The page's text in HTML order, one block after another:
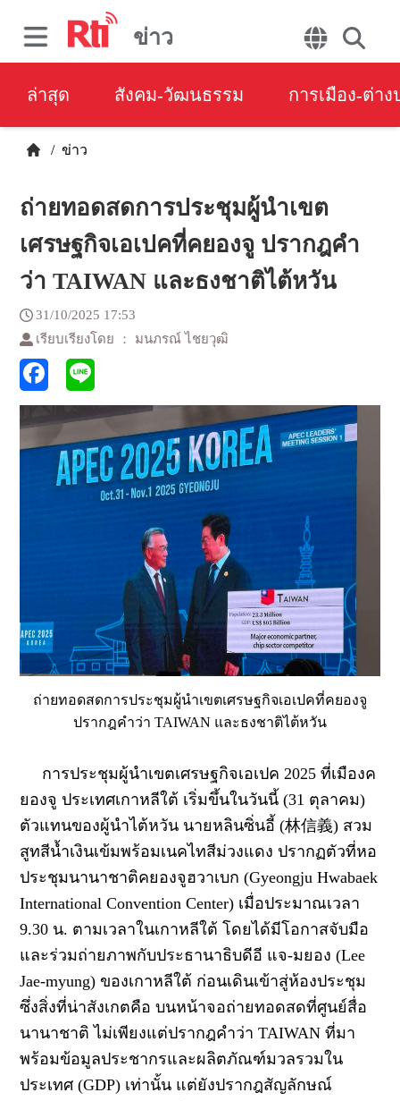
ข่าว
ล่าสุด สังคม-วัฒนธรรม การเมือง-ต่าง
/ ข่าว
ถ่ายทอดสดการประชุมผู้นำเขต
เศรษฐกิจเอเปคที่คยองจู ปรากฎคำ
ว่า TAIWAN และธงชาติไต้หวัน
31/10/2025 17:53
เรียบเรียงโดย ： มนภรณ์ ไชยวุฒิ
ถ่ายทอดสดการประชุมผู้นำเขตเศรษฐกิจเอเปคที่คยองจู
ปรากฎคำว่า TAIWAN และธงชาติไต้หวัน
การประชุมผู้นำเขตเศรษฐกิจเอเปค 2025 ที่เมืองค
ยองจู ประเทศเกาหลีใต้ เริ่มขึ้นในวันนี้ (31 ตุลาคม)
ตัวแทนของผู้นำไต้หวัน นายหลินซิ่นอี้ (林信義) สวม
สูทสีน้ำเงินเข้มพร้อมเนคไทสีม่วงแดง ปรากฏตัวที่หอ
ประชุมนานาชาติคยองจูฮวาเบก (Gyeongju Hwabaek
International Convention Center) เมื่อประมาณเวลา
9.30 น. ตามเวลาในเกาหลีใต้ โดยได้มีโอกาสจับมือ
และร่วมถ่ายภาพกับประธานาธิบดีอี แจ-มยอง (Lee
Jae-myung) ของเกาหลีใต้ ก่อนเดินเข้าสู่ห้องประชุม
ซึ่งสิ่งที่น่าสังเกตคือ บนหน้าจอถ่ายทอดสดที่ศูนย์สื่อ
นานาชาติ ไม่เพียงแต่ปรากฎคำว่า TAIWAN ที่มา
พร้อมข้อมูลประชากรและผลิตภัณฑ์มวลรวมใน
ประเทศ (GDP) เท่านั้น แต่ยังปรากฎสัญลักษณ์